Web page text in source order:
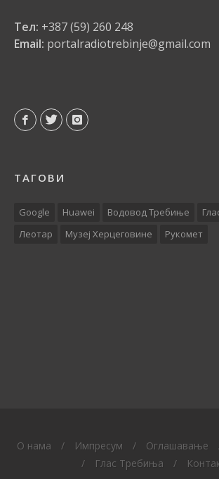
Тел: +387 (59) 260 248
Email: portalradiotrebinje@gmail.com
ТАГОВИ
Google Huawei Водовод Требиње
Леотар
Музеј Херцеговине Рукомет
O нама / Импресум / Оглашавање
/
Глас Требиња /